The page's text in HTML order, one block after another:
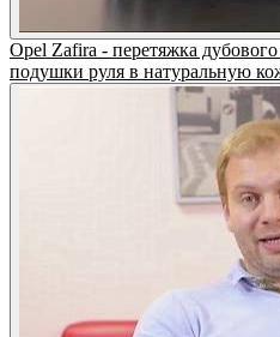
Opel Zafira - перетяжка
подушки руля в натуральную